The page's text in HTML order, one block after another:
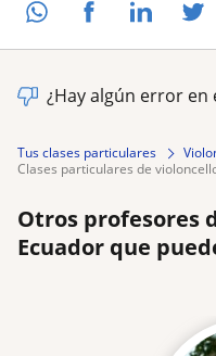
¿Hay algún error en
Tus clases particulares
clases particulares de
Otros profesores
Ecuador que